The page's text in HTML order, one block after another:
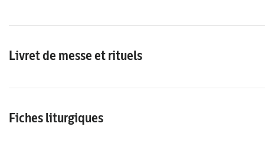
Livret de messe et rituels
Fiches liturgiques